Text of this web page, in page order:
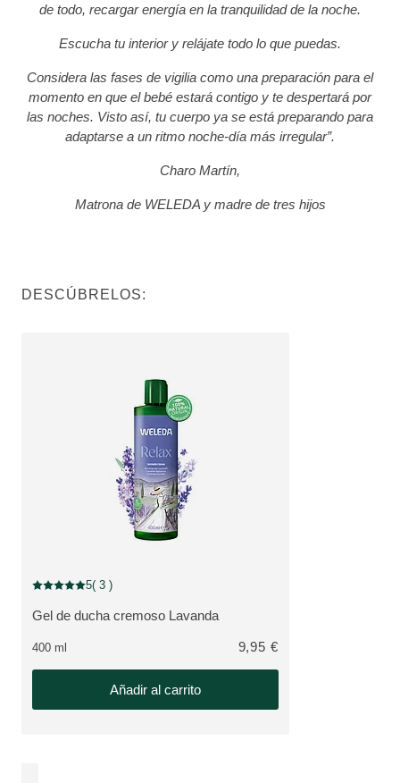
de todo, recargar energía en la tranquilidad de la noche.
Escucha tu interior y relájate todo lo que puedas.
Considera las fases de vigilia como una preparación para el
momento en que el bebé estará contigo y te despertará por
las noches. Visto así, tu cuerpo ya se está preparando para
adaptarse a un ritmo noche-día más irregular”.
Charo Martín,
Matrona de WELEDA y madre de tres hijos
DESCÚBRELOS:
VER PRODUCTO:
Gel de ducha cremoso Lavanda
Puntuación: 5 / 5 estrellas 3 valoraciones de usuarios
5( 3 )
400 ml 9,95 €
Añadir al carrito